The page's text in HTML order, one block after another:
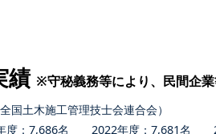
績 ※守秘義務等により、民間企
国土木施工管理技士会連合会）
：7,686名 2022年度：7,681名